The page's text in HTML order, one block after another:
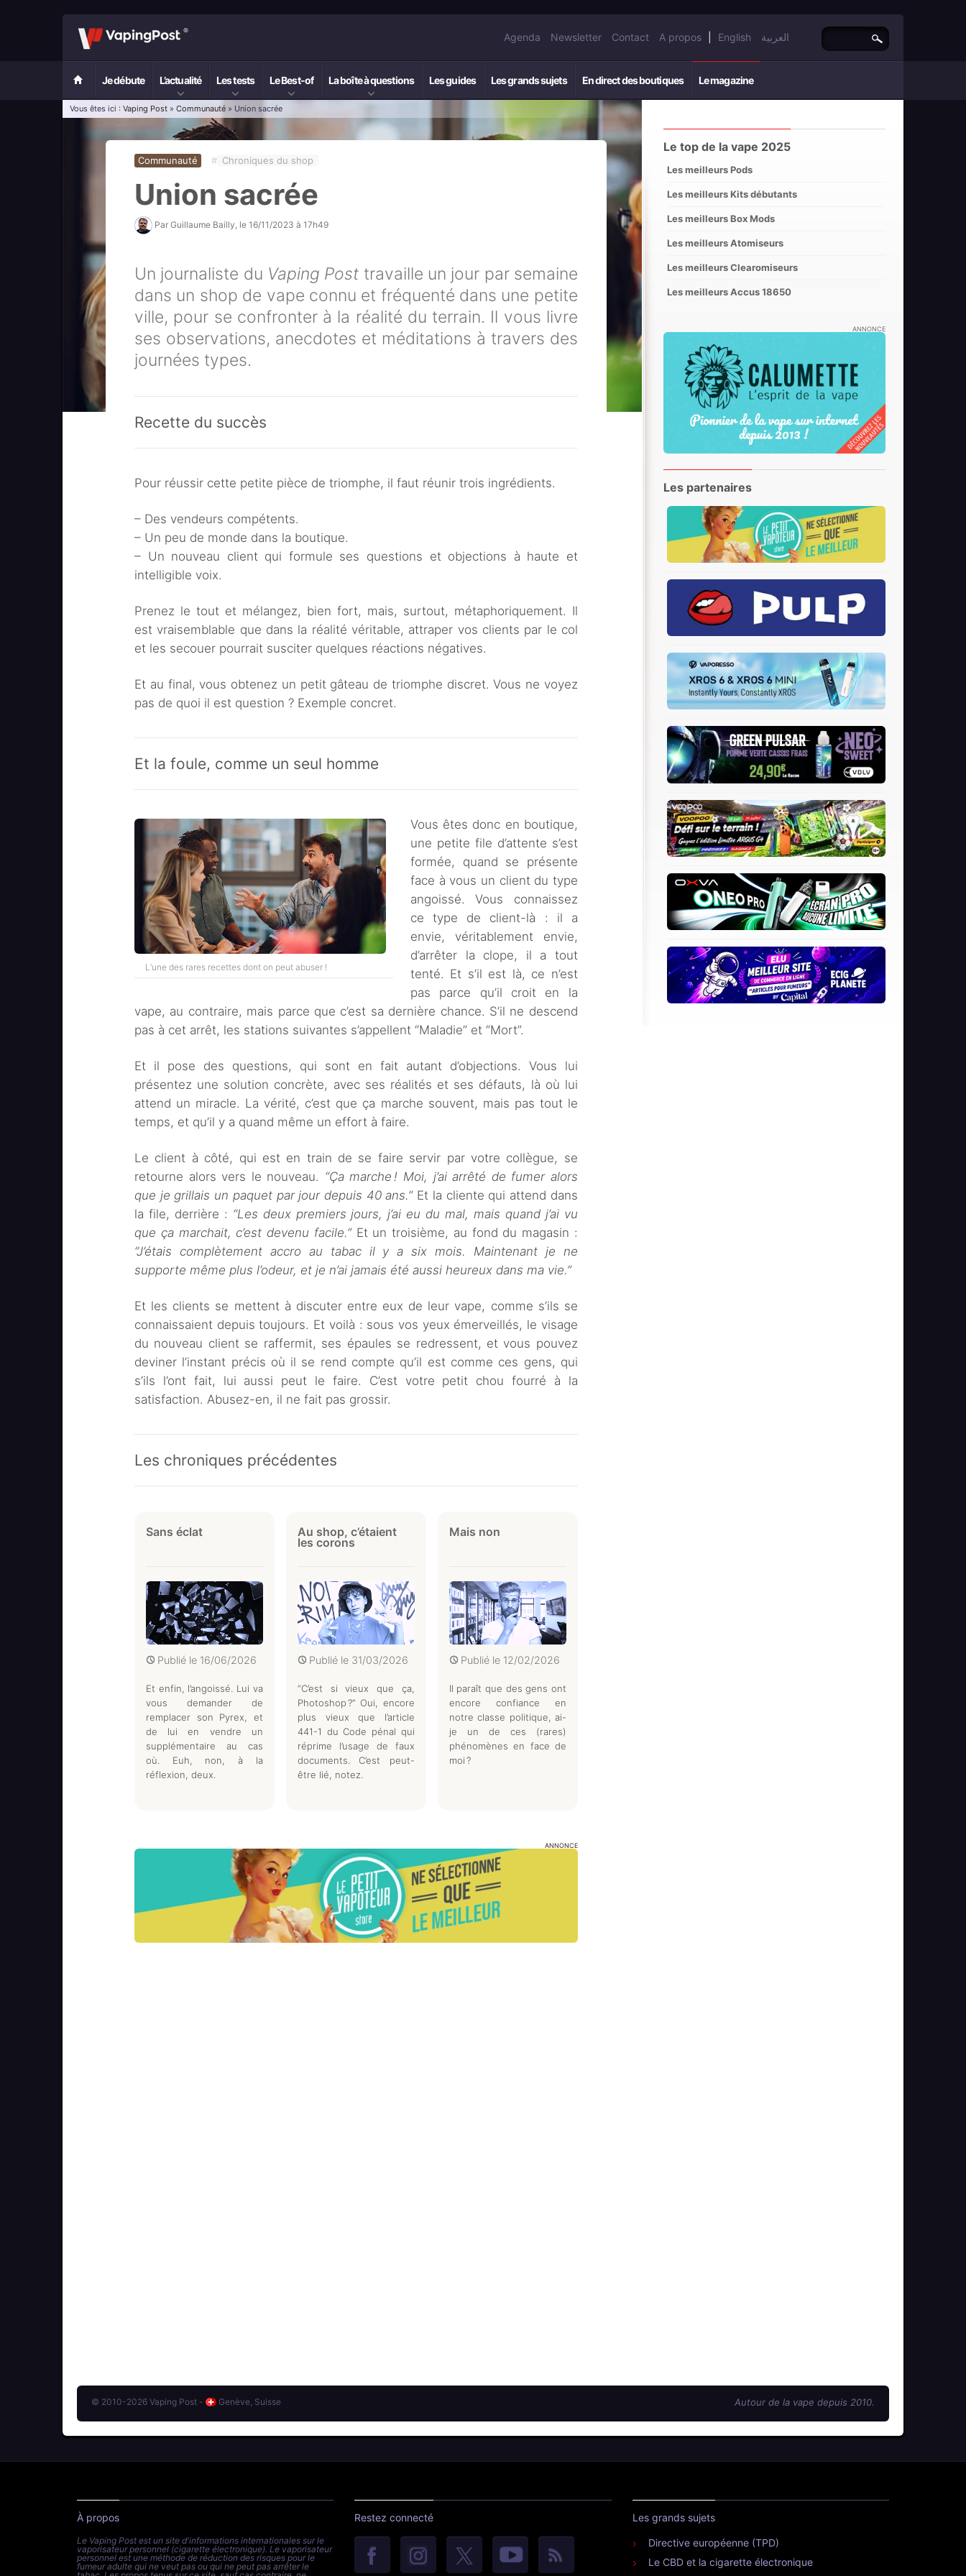
Agenda Newsletter Contact A propos English العربية
Je débute L’actualité Les tests Le Best-of La boîte à questions Les guides Les grands sujets En direct des boutiques Le magazine
Vous êtes ici : Vaping Post » Communauté » Union sacrée
Communauté # Chroniques du shop
Union sacrée
Par Guillaume Bailly , le 16/11/2023 à 17h49
Un journaliste du Vaping Post travaille un jour par semaine
dans un shop de vape connu et fréquenté dans une petite
ville, pour se confronter à la réalité du terrain. Il vous livre
ses observations, anecdotes et méditations à travers des
journées types.
Recette du succès
Pour réussir cette petite pièce de triomphe, il faut réunir trois ingrédients.
– Des vendeurs compétents.
– Un peu de monde dans la boutique.
– Un nouveau client qui formule ses questions et objections à haute et
intelligible voix.
Prenez le tout et mélangez, bien fort, mais, surtout, métaphoriquement. Il
est vraisemblable que dans la réalité véritable, attraper vos clients par le col
et les secouer pourrait susciter quelques réactions négatives.
Et au final, vous obtenez un petit gâteau de triomphe discret. Vous ne voyez
pas de quoi il est question ? Exemple concret.
Et la foule, comme un seul homme
L’une des rares recettes dont on peut abuser !
Vous êtes donc en boutique,
une petite file d’attente s’est
formée, quand se présente
face à vous un client du type
angoissé. Vous connaissez
ce type de client-là : il a
envie, véritablement envie,
d’arrêter la clope, il a tout
tenté. Et s’il est là, ce n’est
pas parce qu’il croit en la
vape, au contraire, mais parce que c’est sa dernière chance. S’il ne descend
pas à cet arrêt, les stations suivantes s’appellent “Maladie” et “Mort”.
Et il pose des questions, qui sont en fait autant d’objections. Vous lui
présentez une solution concrète, avec ses réalités et ses défauts, là où lui
attend un miracle. La vérité, c’est que ça marche souvent, mais pas tout le
temps, et qu’il y a quand même un effort à faire.
Le client à côté, qui est en train de se faire servir par votre collègue, se
retourne alors vers le nouveau. “Ça marche ! Moi, j’ai arrêté de fumer alors
que je grillais un paquet par jour depuis 40 ans.”Et la cliente qui attend dans
la file, derrière : “Les deux premiers jours, j’ai eu du mal, mais quand j’ai vu
que ça marchait, c’est devenu facile.”Et un troisième, au fond du magasin :
“J’étais complètement accro au tabac il y a six mois. Maintenant je ne
supporte même plus l’odeur, et je n’ai jamais été aussi heureux dans ma vie.”
Et les clients se mettent à discuter entre eux de leur vape, comme s’ils se
connaissaient depuis toujours. Et voilà : sous vos yeux émerveillés, le visage
du nouveau client se raffermit, ses épaules se redressent, et vous pouvez
deviner l’instant précis où il se rend compte qu’il est comme ces gens, qui
s’ils l’ont fait, lui aussi peut le faire. C’est votre petit chou fourré à la
satisfaction. Abusez-en, il ne fait pas grossir.
Les chroniques précédentes
Sans éclat
Publié le 16/06/2026
Et enfin, l’angoissé. Lui va
vous demander de
remplacer son Pyrex, et
de lui en vendre un
supplémentaire au cas
où. Euh, non, à la
réflexion, deux.
Au shop, c’étaient
les corons
Publié le 31/03/2026
“C’est si vieux que ça,
Photoshop ?” Oui, encore
plus vieux que l’article
441-1 du Code pénal qui
réprime l’usage de faux
documents. C’est peut-
être lié, notez.
Mais non
Publié le 12/02/2026
Il paraît que des gens ont
encore confiance en
notre classe politique, ai-
je un de ces (rares)
phénomènes en face de
moi ?
ANNONCE
Le top de la vape 2025
Les meilleurs Pods
Les meilleurs Kits débutants
Les meilleurs Box Mods
Les meilleurs Atomiseurs
Les meilleurs Clearomiseurs
Les meilleurs Accus 18650
ANNONCE
Les partenaires
© 2010-2026 Vaping Post - Genève, Suisse Autour de la vape depuis 2010.
À propos
Le Vaping Post est un site d'informations internationales sur le
vaporisateur personnel (cigarette électronique). Le vaporisateur
personnel est une méthode de réduction des risques pour le
fumeur adulte qui ne veut pas ou qui ne peut pas arrêter le
Restez connecté Les grands sujets
Directive européenne (TPD)
Le CBD et la cigarette électronique